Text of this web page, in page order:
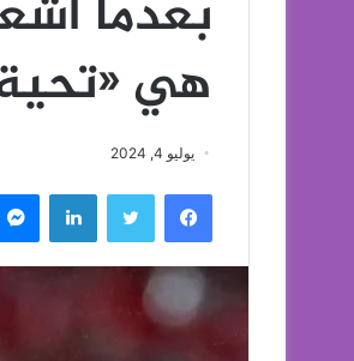
بعدما
هي
يوليو 4, 2024
فيسبوك تويتر لينكدإن